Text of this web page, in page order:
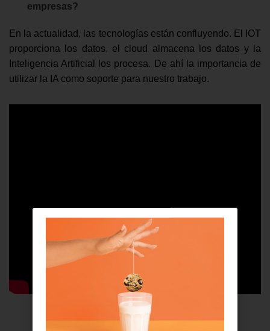
empresas?
En la actualidad, las tecnologías están confluyendo. El IOT
proporciona los datos, el cloud almacena los datos y la
Inteligencia Artificial los procesa. De ahí la importancia de
utilizar la IA como soporte para nuestro trabajo.